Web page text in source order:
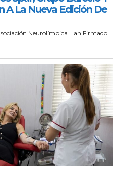
A La Nueva Edición De
Neurolímpica Han Firmado